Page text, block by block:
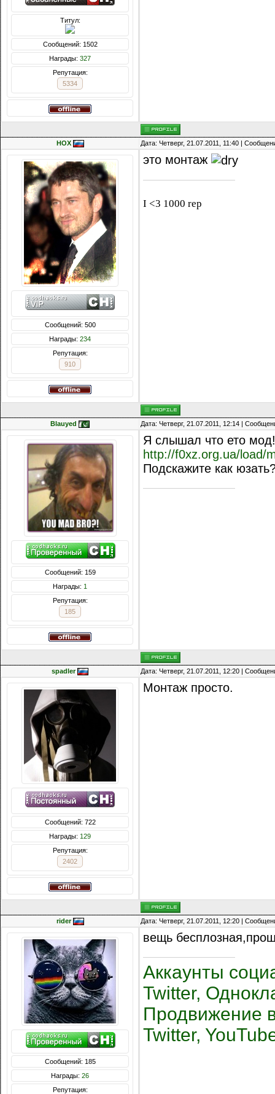
Титул:
Сообщений: 1502
Награды: 327
Репутация:
5334
HOX Дата: Четверг, 21.07.2011, 11:40 |
Сообщений: 500
Награды: 234
Репутация:
910
это монтаж
I <3 1000 rep
Blauyed Дата: Четверг, 21.07.2011, 12:14 |
Сообщений: 159
Награды: 1
Репутация:
185
Я слышал что ето
http://f0xz.org.ua/load/
Подскажите как
spadler Дата: Четверг, 21.07.2011, 12:20 |
Сообщений: 722
Награды: 129
Репутация:
2402
Монтаж просто.
rider Дата: Четверг, 21.07.2011, 12:20 |
Сообщений: 185
Награды: 26
Репутация:
вещь
Аккаунты
Twitter,
Продвижение
Twitter,